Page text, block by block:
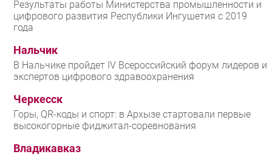
Результаты работы Министерства промышленности и
цифрового развития Республики Ингушетия с 2019
года
Нальчик
В Нальчике пройдет IV Всероссийский форум лидеров и
экспертов цифрового здравоохранения
Черкесск
Горы, QR-коды и спорт: в Архызе стартовали первые
высокогорные фиджитал-соревнования
Владикавказ